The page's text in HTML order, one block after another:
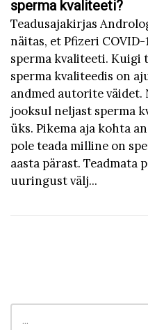
sperma kvaliteeti?
Teadusajakirjas
näitas, et Pfizeri
sperma kvaliteeti. Kuigi
sperma kvaliteedis on
andmed autorite
jooksul neljast sperma
üks. Pikema aja kohta
pole teada milline on
aasta pärast.
uuringust välj...